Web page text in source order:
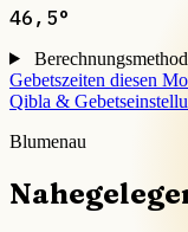
46,5°
Gebetszeiten diesen
Qibla &
Blumenau